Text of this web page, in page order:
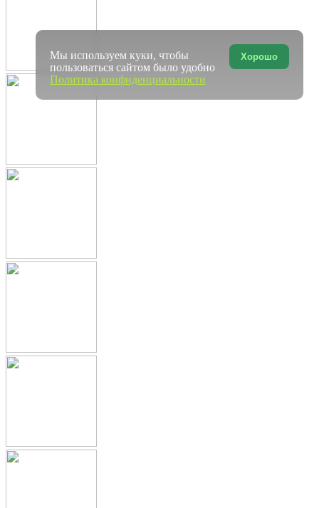
Хорошо
Мы используем куки, чтобы
пользоваться сайтом было удобно
Политика конфиденциальности